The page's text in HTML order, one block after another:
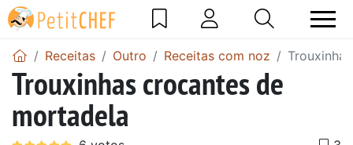
Receitas Outro Receitas com noz
Trouxinhas crocantes de
mortadela